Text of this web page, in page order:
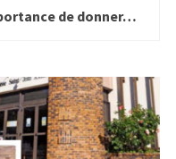
de donner…